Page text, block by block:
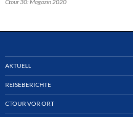
Ctour 30: Magazin 2020
AKTUELL
REISEBERICHTE
CTOUR VOR ORT